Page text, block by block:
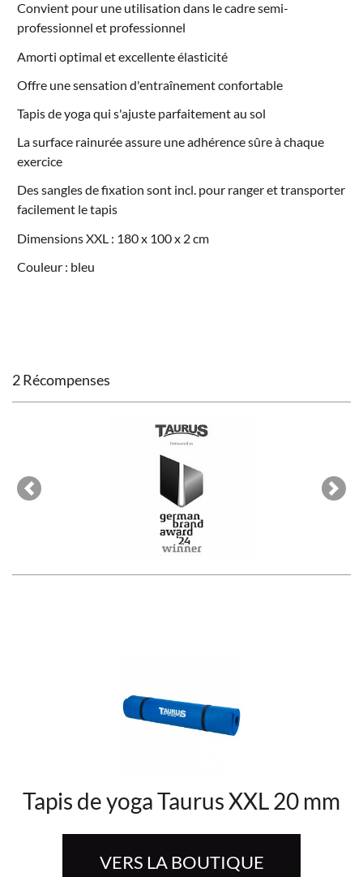
Convient pour une utilisation dans le cadre semi-
professionnel et professionnel
Amorti optimal et excellente élasticité
Offre une sensation d'entraînement confortable
Tapis de yoga qui s'ajuste parfaitement au sol
La surface rainurée assure une adhérence sûre à chaque
exercice
Des sangles de fixation sont incl. pour ranger et transporter
facilement le tapis
Dimensions XXL : 180 x 100 x 2 cm
Couleur : bleu
2 Récompenses
Previous Next
Tapis de yoga Taurus XXL 20 mm
VERS LA BOUTIQUE